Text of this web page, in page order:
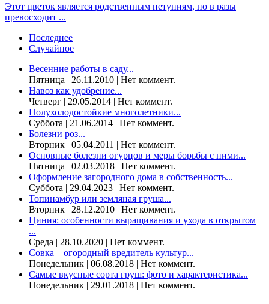
Этот цветок является родственным петуниям, но в разы
превосходит ...
Последнее
Случайное
Весенние работы в саду...
Пятница | 26.11.2010 | Нет коммент.
Навоз как удобрение...
Четверг | 29.05.2014 | Нет коммент.
Полухолодостойкие многолетники...
Суббота | 21.06.2014 | Нет коммент.
Болезни роз...
Вторник | 05.04.2011 | Нет коммент.
Основные болезни огурцов и меры борьбы с ними...
Пятница | 02.03.2018 | Нет коммент.
Оформление загородного дома в собственность...
Суббота | 29.04.2023 | Нет коммент.
Топинамбур или земляная груша...
Вторник | 28.12.2010 | Нет коммент.
Циния: особенности выращивания и ухода в открытом
...
Среда | 28.10.2020 | Нет коммент.
Совка – огородный вредитель культур...
Понедельник | 06.08.2018 | Нет коммент.
Самые вкусные сорта груш: фото и характеристика...
Понедельник | 29.01.2018 | Нет коммент.